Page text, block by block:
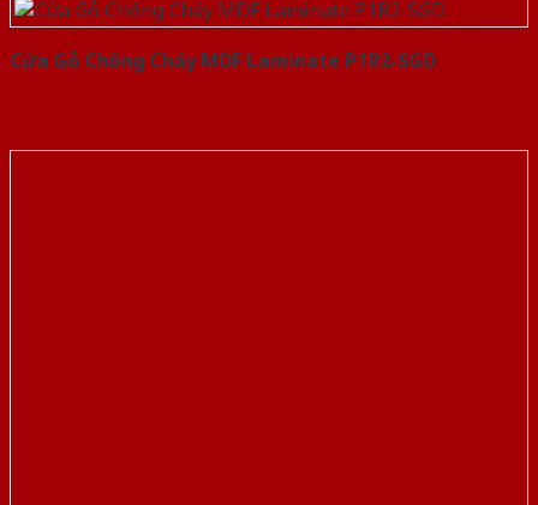
Cửa Gỗ Chống Cháy MDF Laminate P1R2-SGD